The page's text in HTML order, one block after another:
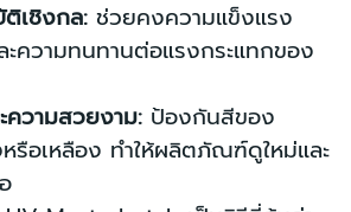
เชิงกล: ช่วยคงความแข็งแรง
ความทนทานต่อแรงกระแทกของ
วามสวยงาม: ป้องกันสีของ
รือเหลือง ทำให้ผลิตภัณฑ์ดูใหม่และ